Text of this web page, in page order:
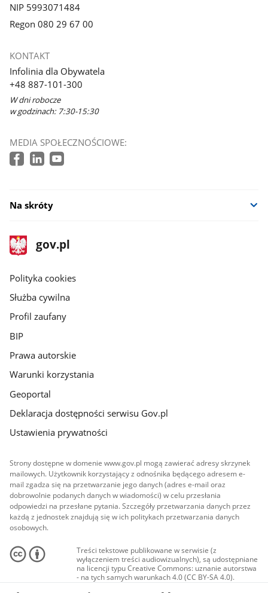
NIP 5993071484
Regon 080 29 67 00
KONTAKT
Infolinia dla Obywatela
+48 887-101-300
W dni robocze
w godzinach: 7:30-15:30
MEDIA SPOŁECZNOŚCIOWE:
Na skróty
stopka
gov.pl
Strona
gov.pl
gov.pl
Polityka cookies
Służba cywilna
Profil zaufany
BIP
Prawa autorskie
Warunki korzystania
Geoportal
Deklaracja dostępności serwisu Gov.pl
Ustawienia prywatności
Strony dostępne w domenie www.gov.pl mogą zawierać adresy skrzynek
mailowych. Użytkownik korzystający z odnośnika będącego adresem e-
mail zgadza się na przetwarzanie jego danych (adres e-mail oraz
dobrowolnie podanych danych w wiadomości) w celu przesłania
odpowiedzi na przesłane pytania. Szczegóły przetwarzania danych przez
każdą z jednostek znajdują się w ich politykach przetwarzania danych
osobowych.
Treści tekstowe publikowane w serwisie (z
wyłączeniem treści audiowizualnych), są udostępniane
na licencji typu Creative Commons: uznanie autorstwa
- na tych samych warunkach 4.0 (CC BY-SA 4.0).
Materiały audiowizualne, w tym zdjęcia, materiały